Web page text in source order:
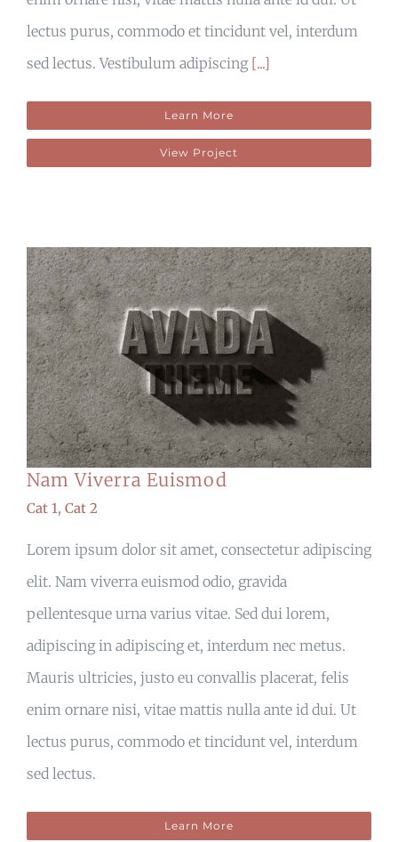
lectus purus, commodo et tincidunt vel, interdum
sed lectus. Vestibulum adipiscing [...]
Learn More
View Project
Nam Viverra Euismod
Cat 1, Cat 2
Lorem ipsum dolor sit amet, consectetur adipiscing
elit. Nam viverra euismod odio, gravida
pellentesque urna varius vitae. Sed dui lorem,
adipiscing in adipiscing et, interdum nec metus.
Mauris ultricies, justo eu convallis placerat, felis
enim ornare nisi, vitae mattis nulla ante id dui. Ut
lectus purus, commodo et tincidunt vel, interdum
sed lectus.
Learn More